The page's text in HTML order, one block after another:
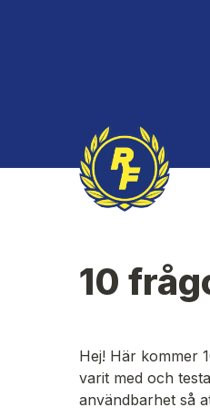
10
Hej! Här kommer
varit med och
användbarhet så